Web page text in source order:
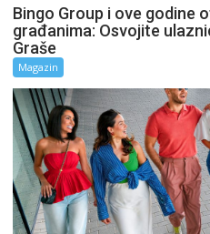
Bingo Group i ove godine
građanima: Osvojite
Graše
Magazin